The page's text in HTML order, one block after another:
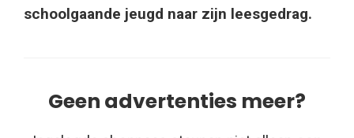
schoolgaande jeugd naar zijn leesgedrag.
Geen advertenties meer?